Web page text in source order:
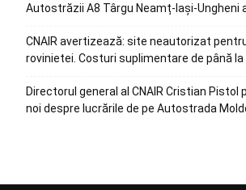
Autostrăzii A8 Târgu Neamț-Iași-Ungheni
CNAIR avertizează: site neautorizat
rovinietei. Costuri suplimentare de până la
Directorul general al CNAIR Cristian
noi despre lucrările de pe Autostrada